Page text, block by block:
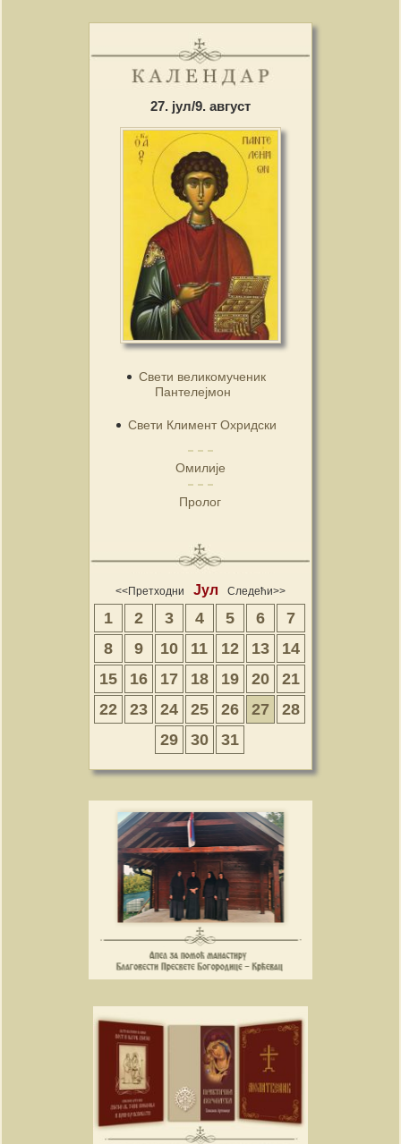
27. јул/9. август
Свети великомученик
Пантелејмон
Свети Климент Охридски
Омилије
Пролог
<<Претходни Јул Следећи>>
1 2 3 4 5 6
7
8
9 10 11 12 13
14
15
16 17 18 19 20
21
22
23 24 25 26 27
28
29
30 31